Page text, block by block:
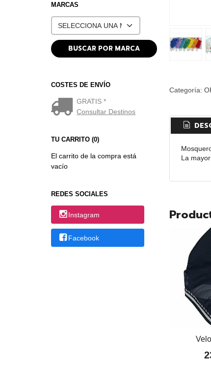
MARCAS
COSTES DE ENVÍO
GRATIS *
Consultar Destinos
TU CARRITO (0)
El carrito de la compra está
vacío
REDES SOCIALES
Instagram
Facebook
Categoría:
La